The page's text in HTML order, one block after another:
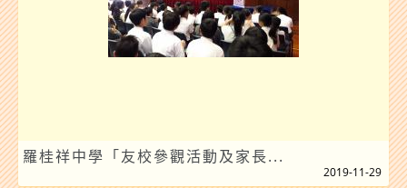
羅桂祥中學「友校參觀活動及家長...
2019-11-29